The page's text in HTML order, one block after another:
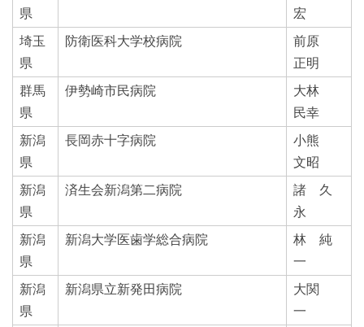
県
宏
埼玉
県
防衛医科大学校病院
前原
正明
群馬
県
伊勢崎市民病院
大林
民幸
新潟
県
長岡赤十字病院
小熊
文昭
新潟
県
済生会新潟第二病院
諸 久
永
新潟
県
新潟大学医歯学総合病院
林 純
一
新潟
県
新潟県立新発田病院
大関
一